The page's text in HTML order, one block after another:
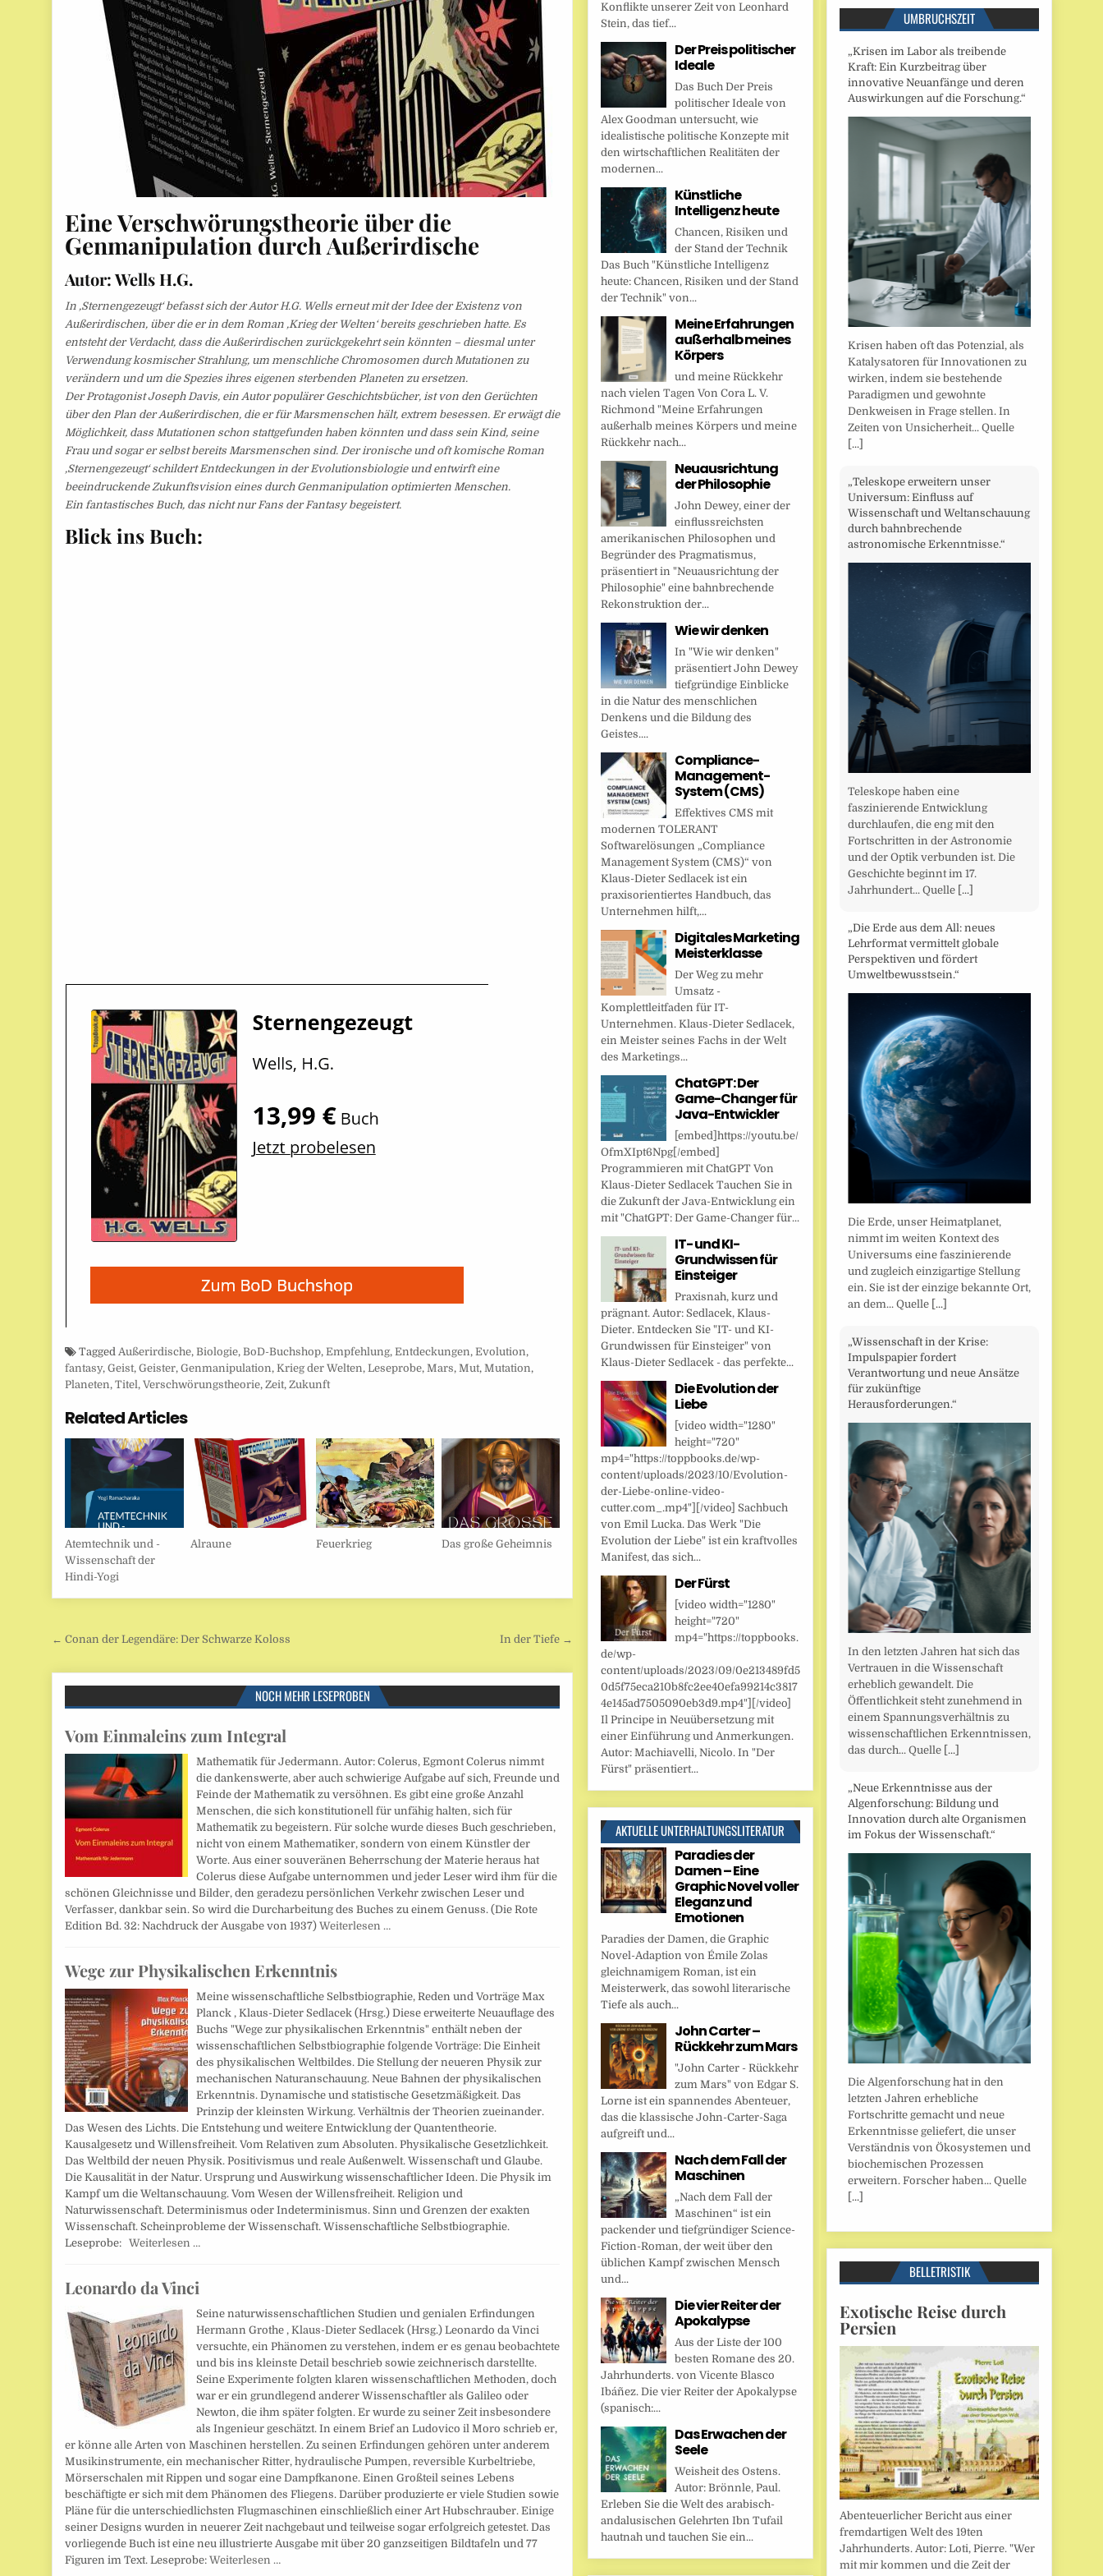
Eine Verschwörungstheorie über die
Genmanipulation durch Außerirdische
Autor: Wells H.G.
In ‚Sternengezeugt‘ befasst sich der Autor H.G. Wells erneut mit der Idee der Existenz von
Außerirdischen, über die er in dem Roman ‚Krieg der Welten‘ bereits geschrieben hatte. Es
entsteht der Verdacht, dass die Außerirdischen zurückgekehrt sein könnten – diesmal unter
Verwendung kosmischer Strahlung, um menschliche Chromosomen durch Mutationen zu
verändern und um die Spezies ihres eigenen sterbenden Planeten zu ersetzen.
Der Protagonist Joseph Davis, ein Autor populärer Geschichtsbücher, ist von den Gerüchten
über den Plan der Außerirdischen, die er für Marsmenschen hält, extrem besessen. Er erwägt die
Möglichkeit, dass Mutationen schon stattgefunden haben könnten und dass sein Kind, seine
Frau und sogar er selbst bereits Marsmenschen sind. Der ironische und oft komische Roman
‚Sternengezeugt‘ schildert Entdeckungen in der Evolutionsbiologie und entwirft eine
beeindruckende Zukunftsvision eines durch Genmanipulation optimierten Menschen.
Ein fantastisches Buch, das nicht nur Fans der Fantasy begeistert.
Blick ins Buch:
TaggedAußerirdische,Biologie,BoD-Buchshop,Empfehlung,Entdeckungen,Evolution,
fantasy,Geist,Geister,Genmanipulation,Krieg der Welten,Leseprobe,Mars,Mut,Mutation,
Planeten,Titel,Verschwörungstheorie,Zeit,Zukunft
Related Articles
Atemtechnik und -
Wissenschaft der
Hindi-Yogi
Alraune Feuerkrieg Das große Geheimnis
Beitragsnavigation
← Conan der Legendäre: Der Schwarze Koloss In der Tiefe →
NOCH MEHR LESEPROBEN
Vom Einmaleins zum Integral
Mathematik für Jedermann. Autor: Colerus, Egmont Colerus nimmt
die dankenswerte, aber auch schwierige Aufgabe auf sich, Freunde und
Feinde der Mathematik zu versöhnen. Es gibt eine große Anzahl
Menschen, die sich konstitutionell für unfähig halten, sich für
Mathematik zu begeistern. Für solche wurde dieses Buch geschrieben,
nicht von einem Mathematiker, sondern von einem Künstler der
Worte. Aus einer souveränen Beherrschung der Materie heraus hat
Colerus diese Aufgabe unternommen und jeder Leser wird ihm für die
schönen Gleichnisse und Bilder, den geradezu persönlichen Verkehr zwischen Leser und
Verfasser, dankbar sein. So wird die Durcharbeitung des Buches zu einem Genuss. (Die Rote
Edition Bd. 32: Nachdruck der Ausgabe von 1937)Weiterlesen …
Wege zur Physikalischen Erkenntnis
Meine wissenschaftliche Selbstbiographie, Reden und Vorträge Max
Planck , Klaus-Dieter Sedlacek (Hrsg.) Diese erweiterte Neuauflage des
Buchs "Wege zur physikalischen Erkenntnis" enthält neben der
wissenschaftlichen Selbstbiographie folgende Vorträge: Die Einheit
des physikalischen Weltbildes. Die Stellung der neueren Physik zur
mechanischen Naturanschauung. Neue Bahnen der physikalischen
Erkenntnis. Dynamische und statistische Gesetzmäßigkeit. Das
Prinzip der kleinsten Wirkung. Verhältnis der Theorien zueinander.
Das Wesen des Lichts. Die Entstehung und weitere Entwicklung der Quantentheorie.
Kausalgesetz und Willensfreiheit. Vom Relativen zum Absoluten. Physikalische Gesetzlichkeit.
Das Weltbild der neuen Physik. Positivismus und reale Außenwelt. Wissenschaft und Glaube.
Die Kausalität in der Natur. Ursprung und Auswirkung wissenschaftlicher Ideen. Die Physik im
Kampf um die Weltanschauung. Vom Wesen der Willensfreiheit. Religion und
Naturwissenschaft. Determinismus oder Indeterminismus. Sinn und Grenzen der exakten
Wissenschaft. Scheinprobleme der Wissenschaft. Wissenschaftliche Selbstbiographie.
Leseprobe:Weiterlesen …
Leonardo da Vinci
Seine naturwissenschaftlichen Studien und genialen Erfindungen
Hermann Grothe , Klaus-Dieter Sedlacek (Hrsg.) Leonardo da Vinci
versuchte, ein Phänomen zu verstehen, indem er es genau beobachtete
und bis ins kleinste Detail beschrieb sowie zeichnerisch darstellte.
Seine Experimente folgten klaren wissenschaftlichen Methoden, doch
war er ein grundlegend anderer Wissenschaftler als Galileo oder
Newton, die ihm später folgten. Er wurde zu seiner Zeit insbesondere
als Ingenieur geschätzt. In einem Brief an Ludovico il Moro schrieb er,
er könne alle Arten von Maschinen herstellen. Zu seinen Erfindungen gehören unter anderem
Musikinstrumente, ein mechanischer Ritter, hydraulische Pumpen, reversible Kurbeltriebe,
Mörserschalen mit Rippen und sogar eine Dampfkanone. Einen Großteil seines Lebens
beschäftigte er sich mit dem Phänomen des Fliegens. Darüber produzierte er viele Studien sowie
Pläne für die unterschiedlichsten Flugmaschinen einschließlich einer Art Hubschrauber. Einige
seiner Designs wurden in neuerer Zeit nachgebaut und teilweise sogar erfolgreich getestet. Das
vorliegende Buch ist eine neu illustrierte Ausgabe mit über 20 ganzseitigen Bildtafeln und 77
Figuren im Text. Leseprobe:Weiterlesen …
Konflikte unserer Zeit von Leonhard
Stein, das tief...
Der Preis politischer
Ideale
Das Buch Der Preis
politischer Ideale von
Alex Goodman untersucht, wie
idealistische politische Konzepte mit
den wirtschaftlichen Realitäten der
modernen...
Künstliche
Intelligenz heute
Chancen, Risiken und
der Stand der Technik
Das Buch "Künstliche Intelligenz
heute: Chancen, Risiken und der Stand
der Technik" von...
Meine Erfahrungen
außerhalb meines
Körpers
und meine Rückkehr
nach vielen Tagen Von Cora L. V.
Richmond "Meine Erfahrungen
außerhalb meines Körpers und meine
Rückkehr nach...
Neuausrichtung
der Philosophie
John Dewey, einer der
einflussreichsten
amerikanischen Philosophen und
Begründer des Pragmatismus,
präsentiert in "Neuausrichtung der
Philosophie" eine bahnbrechende
Rekonstruktion der...
Wie wir denken
In "Wie wir denken"
präsentiert John Dewey
tiefgründige Einblicke
in die Natur des menschlichen
Denkens und die Bildung des
Geistes....
Compliance-
Management-
System (CMS)
Effektives CMS mit
modernen TOLERANT
Softwarelösungen „Compliance
Management System (CMS)“ von
Klaus-Dieter Sedlacek ist ein
praxisorientiertes Handbuch, das
Unternehmen hilft,...
Digitales Marketing
Meisterklasse
Der Weg zu mehr
Umsatz -
Komplettleitfaden für IT-
Unternehmen. Klaus-Dieter Sedlacek,
ein Meister seines Fachs in der Welt
des Marketings...
ChatGPT: Der
Game-Changer für
Java-Entwickler
[embed]https://youtu.be/
OfmXIpt6Npg[/embed]
Programmieren mit ChatGPT Von
Klaus-Dieter Sedlacek Tauchen Sie in
die Zukunft der Java-Entwicklung ein
mit "ChatGPT: Der Game-Changer für...
IT- und KI-
Grundwissen für
Einsteiger
Praxisnah, kurz und
prägnant. Autor: Sedlacek, Klaus-
Dieter. Entdecken Sie "IT- und KI-
Grundwissen für Einsteiger" von
Klaus-Dieter Sedlacek - das perfekte...
Die Evolution der
Liebe
[video width="1280"
height="720"
mp4="https://toppbooks.de/wp-
content/uploads/2023/10/Evolution-
der-Liebe-online-video-
cutter.com_.mp4"][/video] Sachbuch
von Emil Lucka. Das Werk "Die
Evolution der Liebe" ist ein kraftvolles
Manifest, das sich...
Der Fürst
[video width="1280"
height="720"
mp4="https://toppbooks.
de/wp-
content/uploads/2023/09/0e213489fd5
0d5f75eca210b8fc2ee40efa99214c3817
4e145ad7505090eb3d9.mp4"][/video]
Il Principe in Neuübersetzung mit
einer Einführung und Anmerkungen.
Autor: Machiavelli, Nicolo. In "Der
Fürst" präsentiert...
AKTUELLE UNTERHALTUNGSLITERATUR
Paradies der
Damen – Eine
Graphic Novel voller
Eleganz und
Emotionen
Paradies der Damen, die Graphic
Novel-Adaption von Émile Zolas
gleichnamigem Roman, ist ein
Meisterwerk, das sowohl literarische
Tiefe als auch...
John Carter –
Rückkehr zum Mars
"John Carter - Rückkehr
zum Mars" von Edgar S.
Lorne ist ein spannendes Abenteuer,
das die klassische John-Carter-Saga
aufgreift und...
Nach dem Fall der
Maschinen
„Nach dem Fall der
Maschinen“ ist ein
packender und tiefgründiger Science-
Fiction-Roman, der weit über den
üblichen Kampf zwischen Mensch
und...
Die vier Reiter der
Apokalypse
Aus der Liste der 100
besten Romane des 20.
Jahrhunderts. von Vicente Blasco
Ibáñez. Die vier Reiter der Apokalypse
(spanisch:...
Das Erwachen der
Seele
Weisheit des Ostens.
Autor: Brönnle, Paul.
Erleben Sie die Welt des arabisch-
andalusischen Gelehrten Ibn Tufail
hautnah und tauchen Sie ein...
UMBRUCHSZEIT
„Krisen im Labor als treibende
Kraft: Ein Kurzbeitrag über
innovative Neuanfänge und deren
Auswirkungen auf die Forschung.“
Krisen haben oft das Potenzial, als
Katalysatoren für Innovationen zu
wirken, indem sie bestehende
Paradigmen und gewohnte
Denkweisen in Frage stellen. In
Zeiten von Unsicherheit... Quelle
[...]
„Teleskope erweitern unser
Universum: Einfluss auf
Wissenschaft und Weltanschauung
durch bahnbrechende
astronomische Erkenntnisse.“
Teleskope haben eine
faszinierende Entwicklung
durchlaufen, die eng mit den
Fortschritten in der Astronomie
und der Optik verbunden ist. Die
Geschichte beginnt im 17.
Jahrhundert... Quelle [...]
„Die Erde aus dem All: neues
Lehrformat vermittelt globale
Perspektiven und fördert
Umweltbewusstsein.“
Die Erde, unser Heimatplanet,
nimmt im weiten Kontext des
Universums eine faszinierende
und zugleich einzigartige Stellung
ein. Sie ist der einzige bekannte Ort,
an dem... Quelle [...]
„Wissenschaft in der Krise:
Impulspapier fordert
Verantwortung und neue Ansätze
für zukünftige
Herausforderungen.“
In den letzten Jahren hat sich das
Vertrauen in die Wissenschaft
erheblich gewandelt. Die
Öffentlichkeit steht zunehmend in
einem Spannungsverhältnis zu
wissenschaftlichen Erkenntnissen,
das durch... Quelle [...]
„Neue Erkenntnisse aus der
Algenforschung: Bildung und
Innovation durch alte Organismen
im Fokus der Wissenschaft.“
Die Algenforschung hat in den
letzten Jahren erhebliche
Fortschritte gemacht und neue
Erkenntnisse geliefert, die unser
Verständnis von Ökosystemen und
biochemischen Prozessen
erweitern. Forscher haben... Quelle
[...]
BELLETRISTIK
Exotische Reise durch
Persien
Abenteuerlicher Bericht aus einer
fremdartigen Welt des 19ten
Jahrhunderts. Autor: Loti, Pierre. "Wer
mit mir kommen und die Zeit der